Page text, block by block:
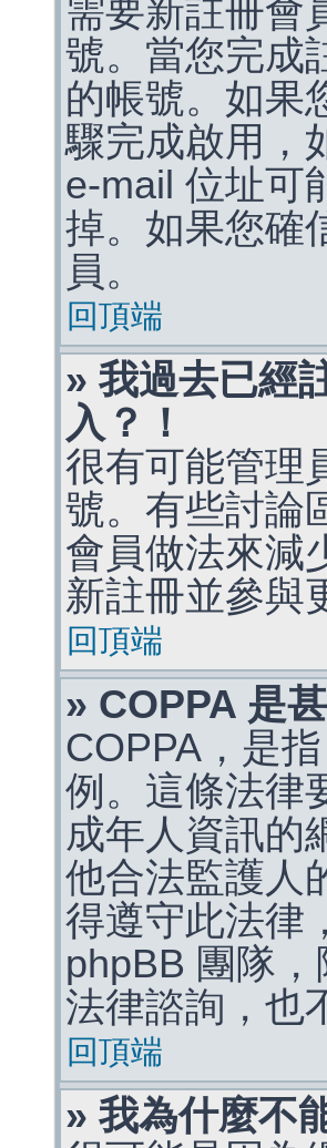
需要新註冊會
號。當您完成
的帳號。如果
驟完成啟用，
e-mail 位址可
掉。如果您確
員。
回頂端
» 我過去已經
入？！
很有可能管理
號。有些討論
會員做法來減
新註冊並參與
回頂端
» COPPA 是
COPPA，是
例。這條法律
成年人資訊的
他合法監護人
得遵守此法律
phpBB 團隊
法律諮詢，也
回頂端
» 我為什麼不